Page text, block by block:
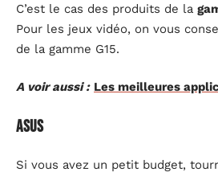
C’est le cas des produits de la
Pour les jeux vidéo, on vous
de la gamme G15.
A voir aussi : Les meilleures
Asus
Si vous avez un petit budget,